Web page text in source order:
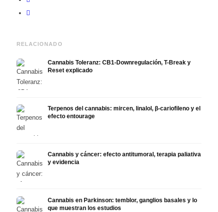
RELACIONADO
Cannabis Toleranz: CB1-Downregulación, T-Break y
Reset explicado
Terpenos del cannabis: mircen, linalol, β-cariofileno y el
efecto entourage
Cannabis y cáncer: efecto antitumoral, terapia paliativa
y evidencia
Cannabis en Parkinson: temblor, ganglios basales y lo
que muestran los estudios